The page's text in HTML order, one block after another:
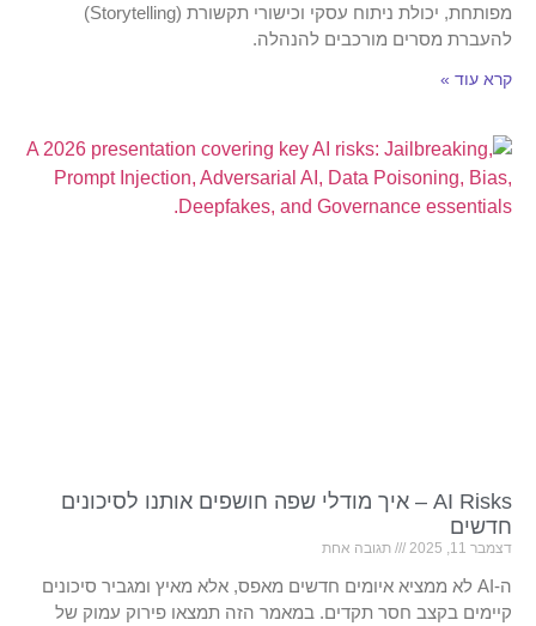
מפותחת, יכולת ניתוח עסקי וכישורי תקשורת (Storytelling)
להעברת מסרים מורכבים להנהלה.
קרא עוד »
AI Risks – איך מודלי שפה חושפים אותנו לסיכונים
חדשים
דצמבר 11, 2025 תגובה אחת
ה-AI לא ממציא איומים חדשים מאפס, אלא מאיץ ומגביר סיכונים
קיימים בקצב חסר תקדים. במאמר הזה תמצאו פירוק עמוק של